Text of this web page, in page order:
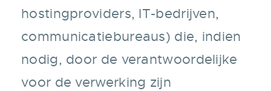
hostingproviders, IT-bedrijven,
communicatiebureaus) die, indien
nodig, door de verantwoordelijke
voor de verwerking zijn